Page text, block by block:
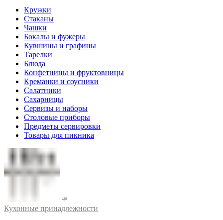
Кружки
Стаканы
Чашки
Бокалы и фужеры
Кувшины и графины
Тарелки
Блюда
Конфетницы и фруктовницы
Креманки и соусники
Салатники
Сахарницы
Сервизы и наборы
Столовые приборы
Предметы сервировки
Товары для пикника
Кухонные принадлежности